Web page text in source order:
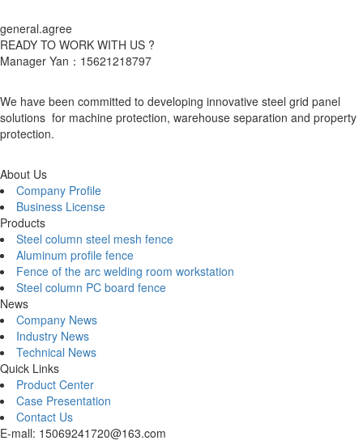
general.agree
READY TO WORK WITH US ?
Manager Yan：15621218797
We have been committed to developing innovative steel grid panel
solutions for machine protection, warehouse separation and property
protection.
About Us
Company Profile
Business License
Products
Steel column steel mesh fence
Aluminum profile fence
Fence of the arc welding room workstation
Steel column PC board fence
News
Company News
Industry News
Technical News
Quick Links
Product Center
Case Presentation
Contact Us
E-mall: 15069241720@163.com